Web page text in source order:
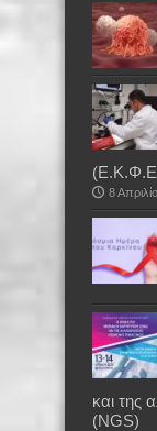
8
και της
(NGS)